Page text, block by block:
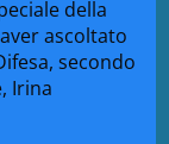
della
ascoltato
secondo
Irina